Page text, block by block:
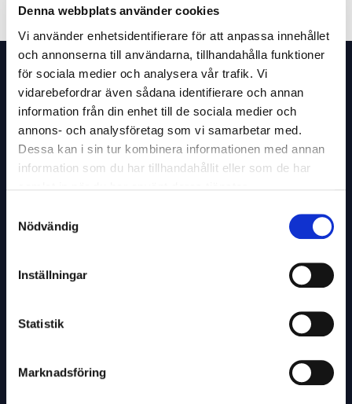
Denna webbplats använder cookies
Vi använder enhetsidentifierare för att anpassa innehållet
och annonserna till användarna, tillhandahålla funktioner
för sociala medier och analysera vår trafik. Vi
vidarebefordrar även sådana identifierare och annan
information från din enhet till de sociala medier och
annons- och analysföretag som vi samarbetar med.
Dessa kan i sin tur kombinera informationen med annan
information som du har tillhandahållit eller som de har
Nödvändig
Inställningar
Statistik
Marknadsföring
Footer
Inrego
Tillsammans förändrar vi världens IT-konsumtion
till att bli hållbar.
Sälj er använda IT